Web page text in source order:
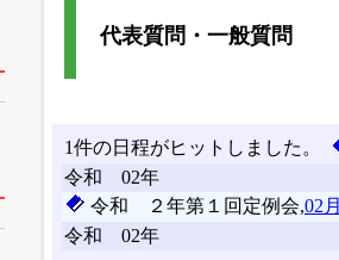
代表質問・一般質問